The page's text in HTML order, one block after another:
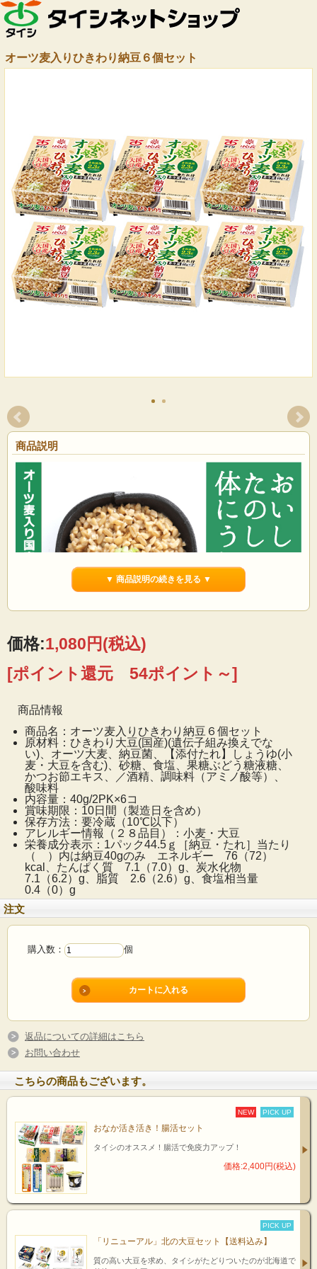
オーツ麦入りひきわり納豆６個セット
商品説明
み、お年寄りからお子様まで食べやすく仕上げました。
納豆、オーツ麦の栄養とぷちぷち食感を楽しめるひきわ
り納豆です。
セット内容
オーツ麦入り国産大豆ひきわり納豆（タレ付
き） 40g×2PK×6コ
▼ 商品説明の続きを見る ▼
価格:1,080円(税込)
[ポイント還元 54ポイント～]
商品情報
商品名：オーツ麦入りひきわり納豆６個セット
原材料：ひきわり大豆(国産)(遺伝子組み換えでな
い)、オーツ大麦、納豆菌、【添付たれ】しょうゆ(小
麦・大豆を含む)、砂糖、食塩、果糖ぶどう糖液糖、
かつお節エキス、／酒精、調味料（アミノ酸等）、
酸味料
内容量：40g/2PK×6コ
賞味期限：10日間（製造日を含め）
保存方法：要冷蔵（10℃以下）
アレルギー情報（２８品目）：小麦・大豆
栄養成分表示：1パック44.5ｇ［納豆・たれ］当たり
（ ）内は納豆40gのみ エネルギー 76（72）
kcal、たんぱく質 7.1（7.0）g、炭水化物
7.1（6.2）g、脂質 2.6（2.6）g、食塩相当量
0.4（0）g
注文
購入数： 個
返品についての詳細はこちら
お問い合わせ
こちらの商品もございます。
NEW PICK UP
おなか活き活き！腸活セット
タイシのオススメ！腸活で免疫力アップ！
価格:2,400円(税込)
PICK UP
「リニューアル」北の大豆セット【送料込み】
質の高い大豆を求め、タイシがたどりついたのが北海道で